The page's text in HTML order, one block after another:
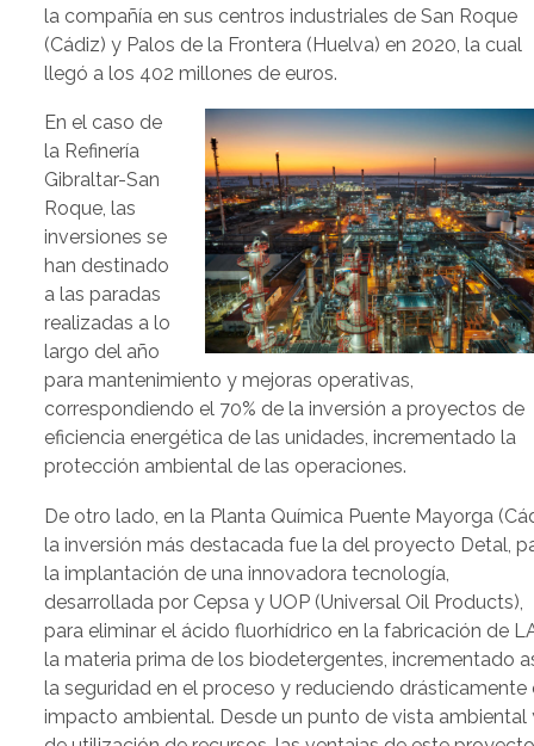
la compañía en sus centros industriales de San Roque
(Cádiz) y Palos de la Frontera (Huelva) en 2020, la cual
llegó a los 402 millones de euros.
En el caso de
la Refinería
Gibraltar-San
Roque, las
inversiones se
han destinado
a las paradas
realizadas a lo
largo del año
para mantenimiento y mejoras operativas,
correspondiendo el 70% de la inversión a proyectos de
eficiencia energética de las unidades, incrementado la
protección ambiental de las operaciones.
De otro lado, en la Planta Química Puente Mayorga
la inversión más destacada fue la del proyecto Detal,
la implantación de una innovadora tecnología,
desarrollada por Cepsa y UOP (Universal Oil Products),
para eliminar el ácido fluorhídrico en la fabricación de
la materia prima de los biodetergentes, incrementado
la seguridad en el proceso y reduciendo drásticamente
impacto ambiental. Desde un punto de vista ambiental